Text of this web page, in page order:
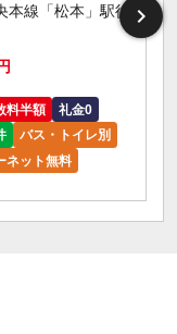
本線「松本」駅徒
料半額
礼金0
バス・トイレ別
ネット無料